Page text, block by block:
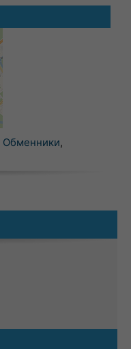
Обменники,